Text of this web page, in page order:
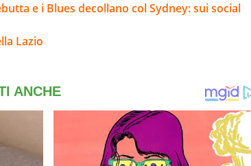
e i Blues decollano col Sydney: sui social
Lazio